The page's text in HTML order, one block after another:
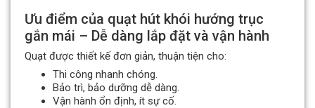
Ưu điểm của quạt hút khói hướng trục
gắn mái – Dễ dàng lắp đặt và vận hành
Quạt được thiết kế đơn giản, thuận tiện cho:
Thi công nhanh chóng.
Bảo trì, bảo dưỡng dễ dàng.
Vận hành ổn định, ít sự cố.